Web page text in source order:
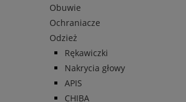
Obuwie
Ochraniacze
Odzież
Rękawiczki
Nakrycia głowy
APIS
CHIBA